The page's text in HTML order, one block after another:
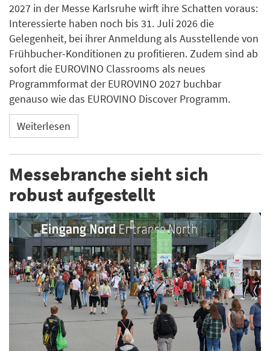
2027 in der Messe Karlsruhe wirft ihre Schatten voraus:
Interessierte haben noch bis 31. Juli 2026 die
Gelegenheit, bei ihrer Anmeldung als Ausstellende von
Frühbucher-Konditionen zu profitieren. Zudem sind ab
sofort die EUROVINO Classrooms als neues
Programmformat der EUROVINO 2027 buchbar
genauso wie das EUROVINO Discover Programm.
Weiterlesen
Messebranche sieht sich
robust aufgestellt